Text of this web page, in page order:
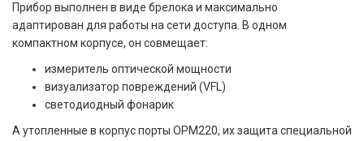
Прибор выполнен в виде брелока и максимально
адаптирован для работы на сети доступа. В одном
компактном корпусе, он совмещает:
измеритель оптической мощности
визуализатор повреждений (VFL)
светодиодный фонарик
А утопленные в корпус порты OPM220, их защита специальной